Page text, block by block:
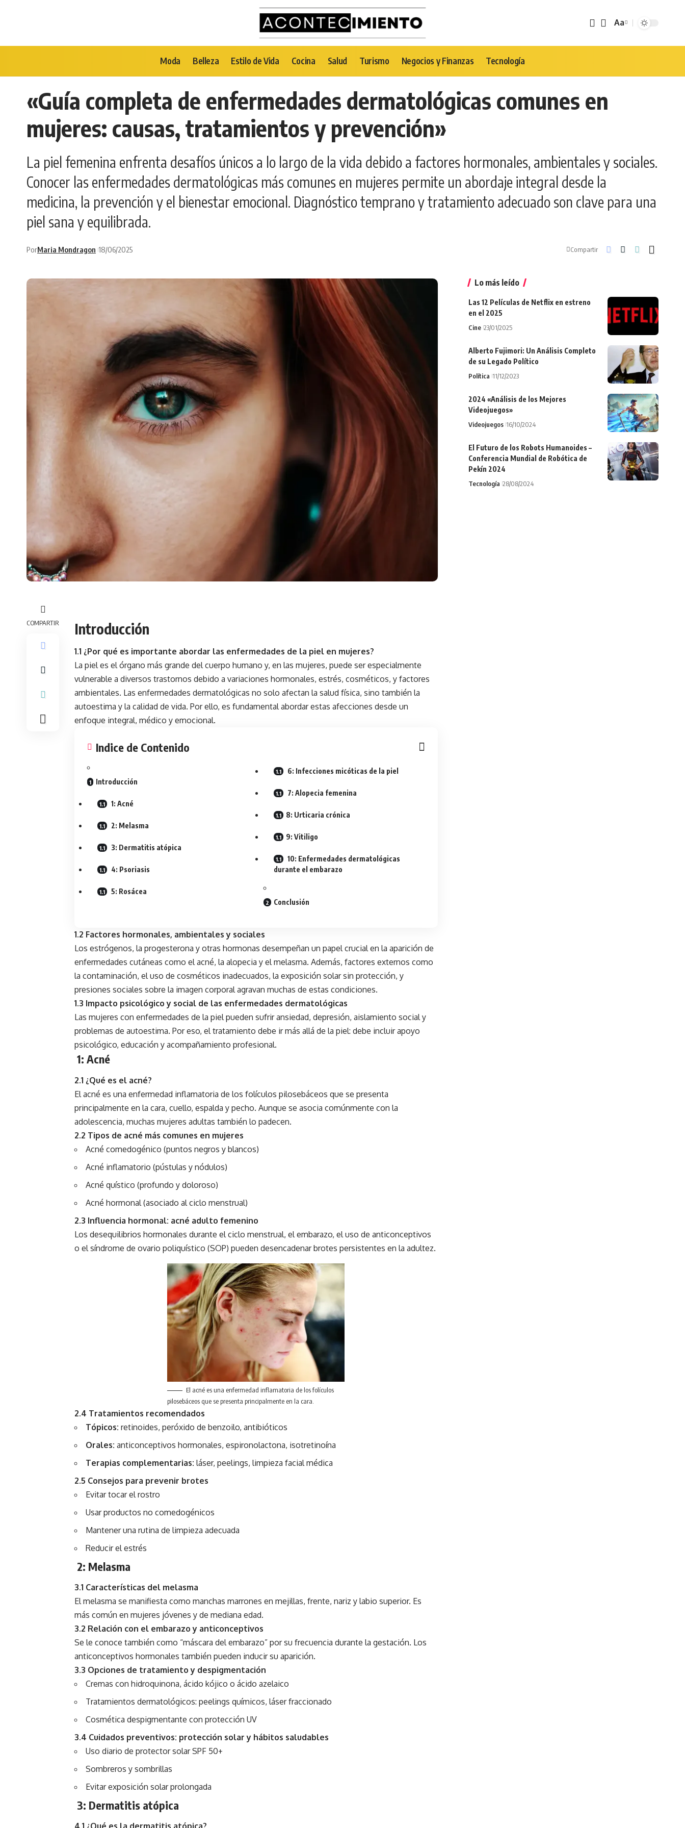
Tamaño
Aa
Moda Belleza Estilo de Vida Cocina Salud Turismo Negocios y Finanzas Tecnología
«Guía completa de enfermedades dermatológicas comunes en
mujeres: causas, tratamientos y prevención»
La piel femenina enfrenta desafíos únicos a lo largo de la vida debido a factores hormonales, ambientales y sociales.
Conocer las enfermedades dermatológicas más comunes en mujeres permite un abordaje integral desde la
medicina, la prevención y el bienestar emocional. Diagnóstico temprano y tratamiento adecuado son clave para una
piel sana y equilibrada.
PorMaria Mondragon 18/06/2025 Compartir
COMPARTIR Introducción
1.1 ¿Por qué es importante abordar las enfermedades de la piel en mujeres?
La piel es el órgano más grande delcuerpo humano y, en las mujeres, puede ser especialmente
vulnerable a diversos trastornos debido a variaciones hormonales, estrés, cosméticos, y factores
ambientales. Las enfermedades dermatológicas no solo afectan la salud física, sino también la
autoestima y la calidad de vida. Por ello, es fundamental abordar estas afecciones desde un
enfoque integral, médico y emocional.
Indice de Contenido
Introducción
1: Acné
2: Melasma
3: Dermatitis atópica
4: Psoriasis
5: Rosácea
6: Infecciones micóticas de la piel
7: Alopecia femenina
8: Urticaria crónica
9: Vitiligo
10: Enfermedades dermatológicas
durante el embarazo
Conclusión
1.2 Factores hormonales, ambientales y sociales
Los estrógenos, la progesterona y otras hormonas desempeñan un papel crucial en la aparición de
enfermedades cutáneas como el acné, la alopecia y el melasma. Además, factores externos como
la contaminación, el uso de cosméticos inadecuados, la exposición solar sin protección, y
presiones sociales sobre la imagen corporal agravan muchas de estas condiciones.
1.3 Impacto psicológico y social de las enfermedades dermatológicas
Las mujeres con enfermedades de la piel pueden sufrir ansiedad, depresión, aislamiento social y
problemas de autoestima. Por eso, el tratamiento debe ir más allá de la piel: debe incluir apoyo
psicológico, educación y acompañamiento profesional.
1: Acné
2.1 ¿Qué es el acné?
El acné es una enfermedad inflamatoria de los folículos pilosebáceos que se presenta
principalmente en la cara, cuello, espalda y pecho. Aunque se asocia comúnmente con la
adolescencia, muchas mujeres adultas también lo padecen.
2.2 Tipos de acné más comunes en mujeres
Acné comedogénico (puntos negros y blancos)
Acné inflamatorio (pústulas y nódulos)
Acné quístico (profundo y doloroso)
Acné hormonal (asociado al ciclo menstrual)
2.3 Influencia hormonal: acné adulto femenino
Los desequilibrios hormonales durante el ciclo menstrual, el embarazo, el uso de anticonceptivos
o el síndrome de ovario poliquístico (SOP) pueden desencadenar brotes persistentes en la adultez.
El acné es una enfermedad inflamatoria de los folículos
pilosebáceos que se presenta principalmente en la cara.
2.4 Tratamientos recomendados
Tópicos: retinoides, peróxido de benzoilo, antibióticos
Orales: anticonceptivos hormonales, espironolactona, isotretinoína
Terapias complementarias: láser, peelings, limpieza facial médica
2.5 Consejos para prevenir brotes
Evitar tocar el rostro
Usar productos no comedogénicos
Mantener una rutina de limpieza adecuada
Reducir el estrés
2: Melasma
3.1 Características del melasma
El melasma se manifiesta como manchas marrones en mejillas, frente, nariz y labio superior. Es
más común en mujeres jóvenes y de mediana edad.
3.2 Relación con el embarazo y anticonceptivos
Se le conoce también como “máscara del embarazo” por su frecuencia durante la gestación. Los
anticonceptivos hormonales también pueden inducir su aparición.
3.3 Opciones de tratamiento y despigmentación
Cremas con hidroquinona, ácido kójico o ácido azelaico
Tratamientos dermatológicos: peelings químicos, láser fraccionado
Cosmética despigmentante con protección UV
3.4 Cuidados preventivos: protección solar y hábitos saludables
Uso diario de protector solar SPF 50+
Sombreros y sombrillas
Evitar exposición solar prolongada
3: Dermatitis atópica
Lo más leído
Las 12 Películas de Netflix en estreno
en el 2025
Cine 23/01/2025
Alberto Fujimori: Un Análisis Completo
de su Legado Político
Política 11/12/2023
2024 «Análisis de los Mejores
Videojuegos»
Videojuegos 16/10/2024
El Futuro de los Robots Humanoides –
Conferencia Mundial de Robótica de
Pekín 2024
Tecnología 28/08/2024